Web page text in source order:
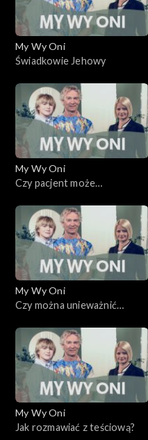
My Wy Oni
Świadkowie Jehowy
My Wy Oni
Czy pacjent może
śmierci?
My Wy Oni
Czy można unieważnić
My Wy Oni
Jak rozmawiać z teściową?